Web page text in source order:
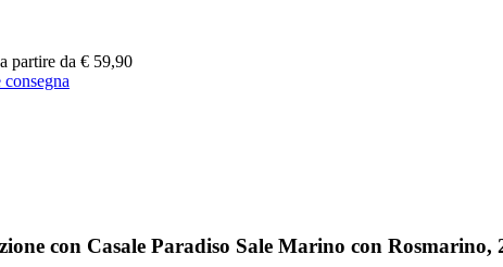
a partire da € 59,90
con Casale Paradiso Sale Marino con Rosmarino,